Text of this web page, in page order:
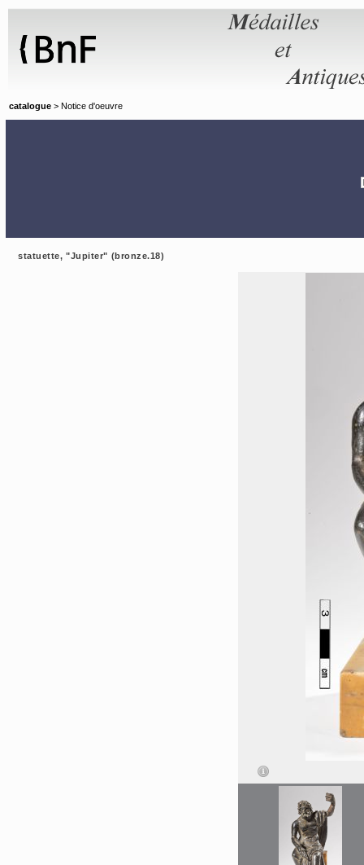
catalogue > Notice d'oeuvre
statuette, "Jupiter" (bronze.18)